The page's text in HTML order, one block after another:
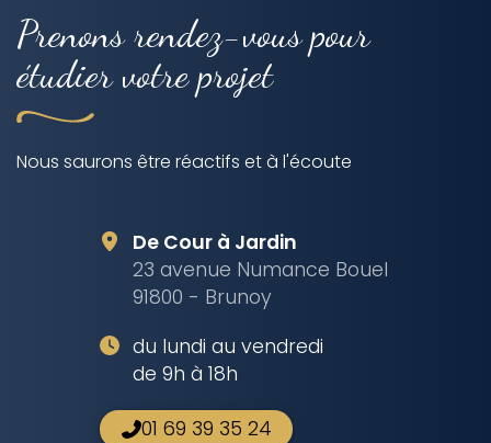
Prenons rendez-vous pour
étudier votre projet
Nous saurons être réactifs et à l'écoute
De Cour à Jardin
23 avenue Numance Bouel
91800 - Brunoy
du lundi au vendredi
de 9h à 18h
01 69 39 35 24